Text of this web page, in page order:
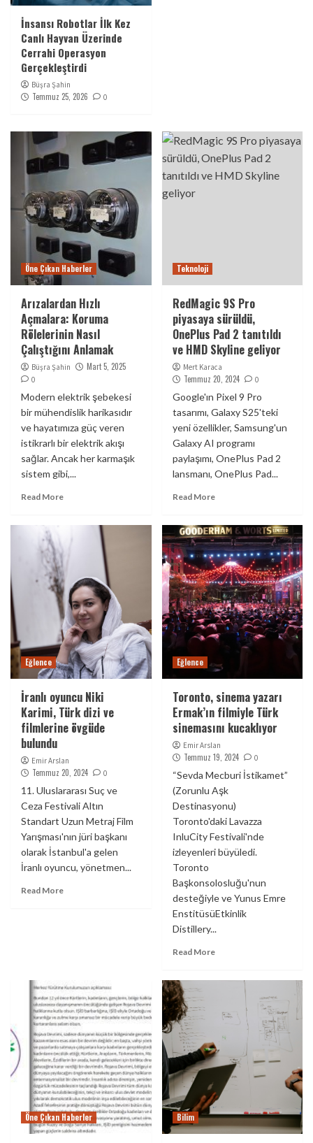
İnsansı Robotlar İlk Kez
Canlı Hayvan Üzerinde
Cerrahi Operasyon
Gerçekleştirdi
Büşra Şahin
Temmuz 25, 2026 0
Öne Çıkan Haberler
Arızalardan Hızlı
Açmalara: Koruma
Rölelerinin Nasıl
Çalıştığını Anlamak
Büşra Şahin Mart 5, 2025
0
Modern elektrik şebekesi
bir mühendislik harikasıdır
ve hayatımıza güç veren
istikrarlı bir elektrik akışı
sağlar. Ancak her karmaşık
sistem gibi,...
Read More
Teknoloji
RedMagic 9S Pro
piyasaya sürüldü,
OnePlus Pad 2 tanıtıldı
ve HMD Skyline geliyor
Mert Karaca
Temmuz 20, 2024 0
Google'ın Pixel 9 Pro
tasarımı, Galaxy S25'teki
yeni özellikler, Samsung'un
Galaxy AI programı
paylaşımı, OnePlus Pad 2
lansmanı, OnePlus Pad...
Read More
Eğlence
İranlı oyuncu Niki
Karimi, Türk dizi ve
filmlerine övgüde
bulundu
Emir Arslan
Temmuz 20, 2024 0
11. Uluslararası Suç ve
Ceza Festivali Altın
Standart Uzun Metraj Film
Yarışması'nın jüri başkanı
olarak İstanbul'a gelen
İranlı oyuncu, yönetmen...
Read More
Eğlence
Toronto, sinema yazarı
Ermak’ın filmiyle Türk
sinemasını kucaklıyor
Emir Arslan
Temmuz 19, 2024 0
“Sevda Mecburi İstikamet”
(Zorunlu Aşk
Destinasyonu)
Toronto'daki Lavazza
InluCity Festivali'nde
izleyenleri büyüledi.
Toronto
Başkonsolosluğu'nun
desteğiyle ve Yunus Emre
EnstitüsüEtkinlik
Distillery...
Read More
Öne Çıkan Haberler Bilim